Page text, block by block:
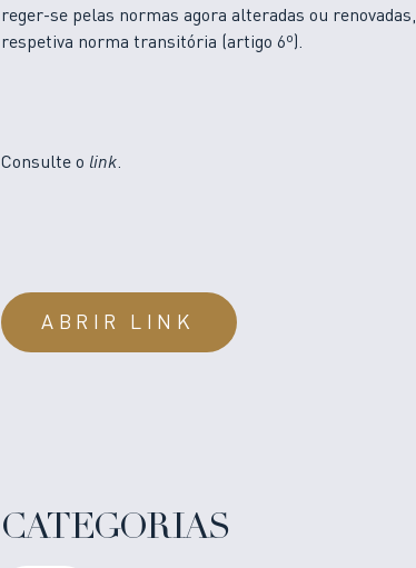
reger-se pelas normas agora alteradas ou
respetiva norma transitória (artigo 6º).
Consulte o link.
ABRIR LINK
CATEGORIAS